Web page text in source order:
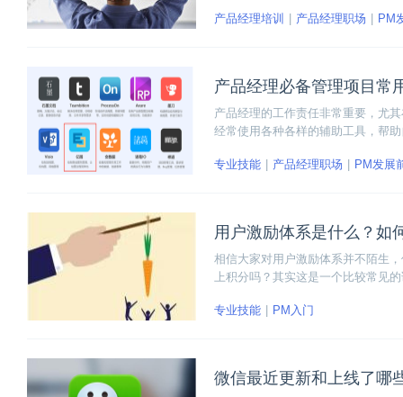
产品经理培训
产品经理职场 PM
产品经理必备管理项目
产品经理的工作责任非常重要，尤
经常使用各种各样的辅助工具，帮
专业技能
产品经理职场 PM发展
用户激励体系是什么？如
相信大家对用户激励体系并不陌生
上积分吗？其实这是一个比较常见
下去吧！
专业技能 PM入门
微信最近更新和上线了哪